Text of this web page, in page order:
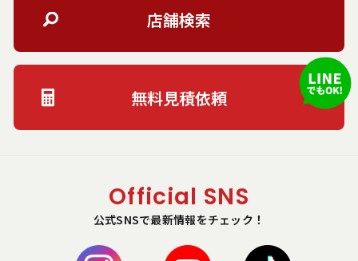
店舗検索
無料見積依頼
Official SNS
公式SNSで最新情報をチェック！